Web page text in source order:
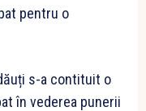
pentru o
s-a contituit o
în vederea punerii